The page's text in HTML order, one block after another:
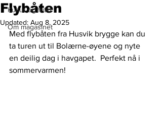
Kultur og fritid
Om magasinet
Flybåten
Updated: Aug 8, 2025
Med flybåten fra Husvik brygge kan du
ta turen ut til Bolærne-øyene og nyte
en deilig dag i havgapet.  Perfekt nå i
sommervarmen!